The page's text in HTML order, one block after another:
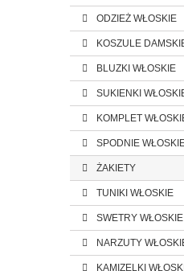
ODZIEŻ WŁOSKIE
KOSZULE
BLUZKI WŁOSKIE
SUKIENKI
KOMPLET
SPODNIE
ŻAKIETY
TUNIKI WŁOSKIE
SWETRY WŁOSKIE
NARZUTY
KAMIZELKI